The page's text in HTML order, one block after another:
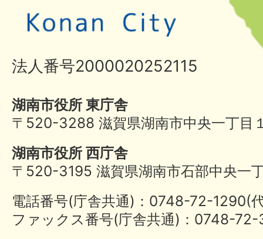
法人番号2000020252115
湖南市役所 東庁舎
〒520-3288 滋賀県湖南市中央一丁目
湖南市役所 西庁舎
〒520-3195 滋賀県湖南市石部中央一
電話番号(庁舎共通)：0748-72-
ファックス番号(庁舎共通)：0748-